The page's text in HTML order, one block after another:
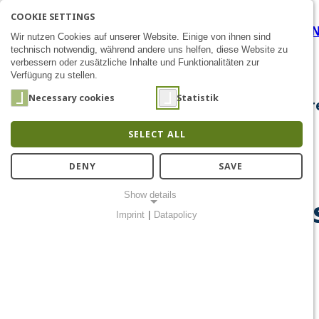
Zum Inhalt
MS Wissenschaft 2025:
SEARCH EN
About UsResearch Chip Design Public
MS Wissenschaft 2025 Sets
COOKIE SETTINGS
Wir nutzen Cookies auf unserer Website. Einige von ihnen sind
technisch notwendig, während andere uns helfen, diese Website zu
verbessern oder zusätzliche Inhalte und Funktionalitäten zur
Verfügung zu stellen.
Necessary cookies Statistik
SELECT ALL
DENY SAVE
Show details
Imprint Datapolicy